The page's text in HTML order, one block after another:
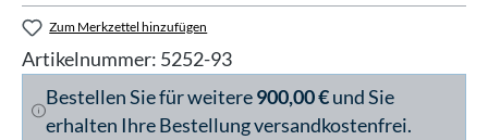
Zum Merkzettel hinzufügen
Artikelnummer: 5252-93
Bestellen Sie für weitere900,00 €und Sie
erhalten Ihre Bestellung versandkostenfrei.